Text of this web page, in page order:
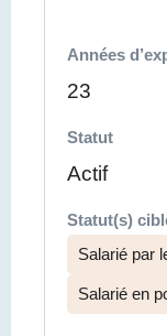
Années
23
Statut
Actif
Statut(s)
Salarié par
Salarié en